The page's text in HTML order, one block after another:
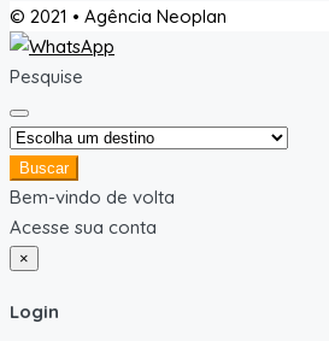
© 2021 • Agência Neoplan
Pesquise
Buscar
Bem-vindo de volta
Acesse sua conta
×
Login